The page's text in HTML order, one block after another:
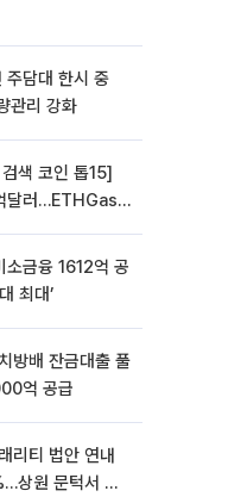
주담대 한시 중
관리 강화
색 코인 톱15]
달러…ETHGas
소금융 1612억 공
최대’
방배 잔금대출 풀
억 공급
리티 법안 연내
상원 문턱서 제